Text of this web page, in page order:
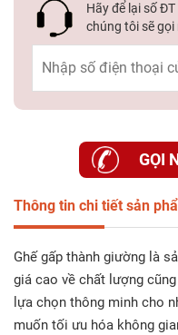
Hãy để lại số ĐT
chúng tôi sẽ
GỌI
Thông tin chi tiết sản
Ghế gấp thành giường là
giá cao về chất lượng
lựa chọn thông minh cho
muốn tối ưu hóa không